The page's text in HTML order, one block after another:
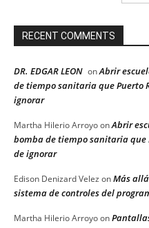
RECENT COMMENTS
DR. EDGAR LEON onAbrir
de tiempo sanitaria que Puerto
ignorar
Martha Hilerio ArroyoonAbrir
bomba de tiempo sanitaria que
de ignorar
Edison Denizard Velez onMás
sistema de controles del
Martha Hilerio Arroyoon